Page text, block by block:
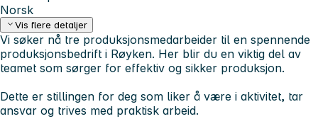
Norsk
Vis flere detaljer
Vi søker nå tre produksjonsmedarbeider til en spennende
produksjonsbedrift i Røyken. Her blir du en viktig del av
teamet som sørger for effektiv og sikker produksjon.
Dette er stillingen for deg som liker å være i aktivitet, tar
ansvar og trives med praktisk arbeid.